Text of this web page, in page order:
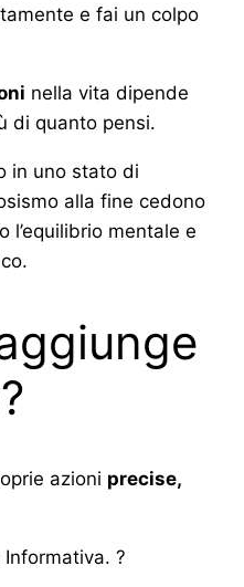
e fai un colpo
nella vita dipende
di quanto pensi.
in uno stato di
alla fine cedono
l’equilibrio mentale e
azioni precise,
Informativa. ?